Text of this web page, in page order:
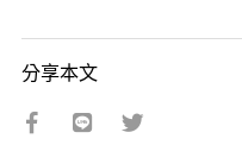
分享本文